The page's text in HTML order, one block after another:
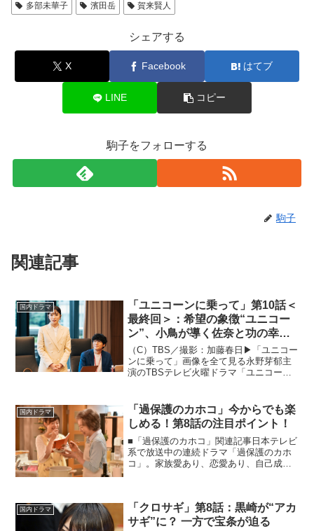
多部未華子
濱田岳 賀来賢人
シェアする
X Facebook はてブ
LINE コピー
駒子をフォローする
駒子
関連記事
国内ドラマ
「ユニコーンに乗って」第10話＜
最終回＞：希望の象徴“ユニコー
ン”、小鳥が導く佐奈と功の幸せ
な結末
（C）TBS／撮影：加藤春日▶︎「ユニコー
ンに乗って」画像を全て見る永野芽郁主
演のTBSテレビ火曜ドラマ「ユニコーン
全オリジナルストーリーの本作は、スタ
ートアップ...
国内ドラマ
「過保護のカホコ」今からでも楽
しめる！第8話の注目ポイント！
■「過保護のカホコ」関連記事日本テレビ
系で放送中の連続ドラマ「過保護のカホ
コ」。家族愛あり、恋愛あり、自己成長
響となっています。今夜...
国内ドラマ
「クロサギ」第8話：黒崎が“アカ
サギ”に？ 一方で宝条が迫る